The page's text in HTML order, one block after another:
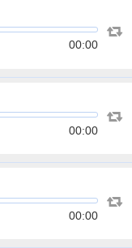
00:00
00:00
00:00